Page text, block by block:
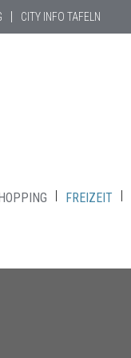
CITY INFO TAFELN
FREIZEIT